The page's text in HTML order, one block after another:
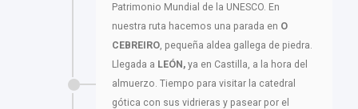
Patrimonio Mundial de la UNESCO. En
nuestra ruta hacemos una parada en O
CEBREIRO , pequeña aldea gallega de piedra.
Llegada a LEÓN, ya en Castilla, a la hora del
almuerzo. Tiempo para visitar la catedral
gótica con sus vidrieras y pasear por el